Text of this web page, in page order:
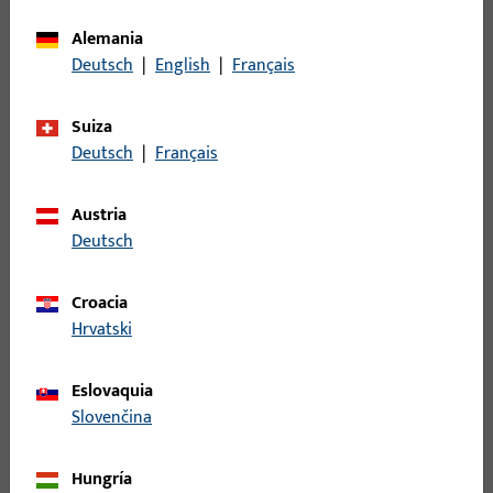
Tipo de producto
Descripción del acabado
Peso bruto
Unidad de embalaje
Unidad de pedido mínima
Registro
Inicie sesión con sus datos de cliente para obtener
Alemania
Deutsch | English | Français
Suiza
Deutsch | Français
Austria
Deutsch
Croacia
Hrvatski
Eslovaquia
Slovenčina
Hungría